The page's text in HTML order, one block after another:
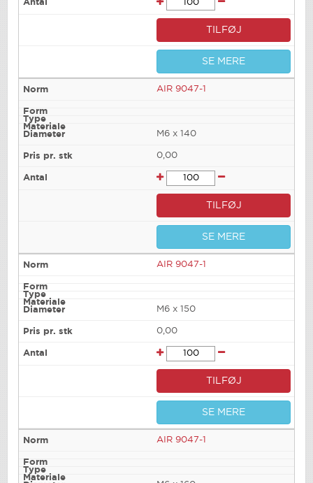
TILFØJ
SE MERE
AIR 9047-1
M6 x 140
0,00
TILFØJ
SE MERE
AIR 9047-1
M6 x 150
0,00
TILFØJ
SE MERE
AIR 9047-1